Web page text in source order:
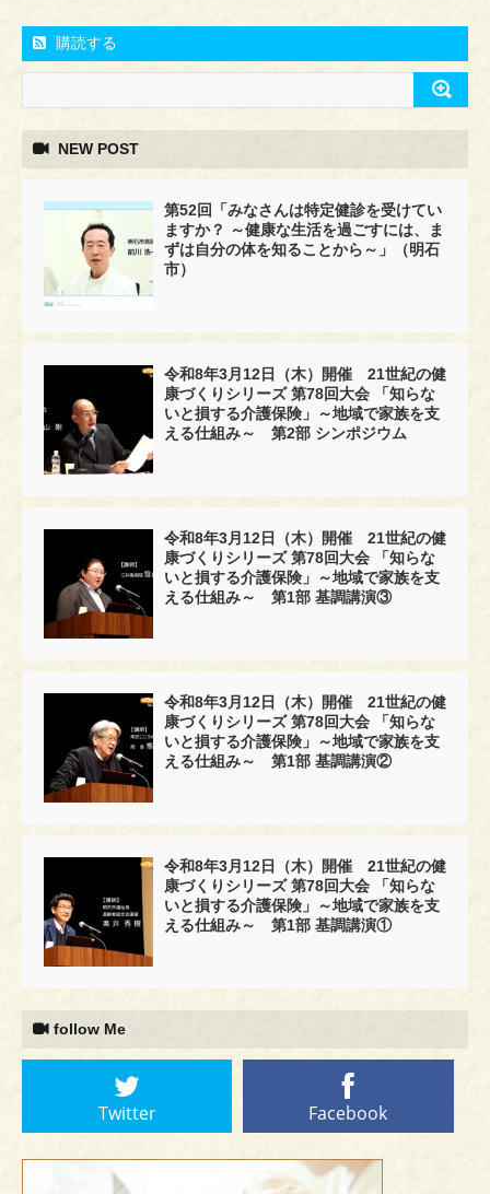
購読する
NEW POST
第52回「みなさんは特定健診を受けてい
ますか？ ～健康な生活を過ごすには、ま
ずは自分の体を知ることから～」（明石
市）
令和8年3月12日（木）開催 21世紀の健
康づくりシリーズ 第78回大会 「知らな
いと損する介護保険」～地域で家族を支
える仕組み～ 第2部 シンポジウム
令和8年3月12日（木）開催 21世紀の健
康づくりシリーズ 第78回大会 「知らな
いと損する介護保険」～地域で家族を支
える仕組み～ 第1部 基調講演③
令和8年3月12日（木）開催 21世紀の健
康づくりシリーズ 第78回大会 「知らな
いと損する介護保険」～地域で家族を支
える仕組み～ 第1部 基調講演②
令和8年3月12日（木）開催 21世紀の健
康づくりシリーズ 第78回大会 「知らな
いと損する介護保険」～地域で家族を支
える仕組み～ 第1部 基調講演①
follow Me
Twitter Facebook